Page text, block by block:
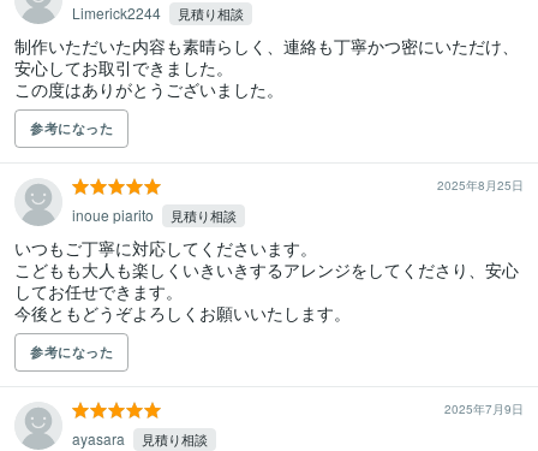
Limerick2244 見積り相談
制作いただいた内容も素晴らしく、連絡も丁寧かつ密にいただけ、
安心してお取引できました。
この度はありがとうございました。
参考になった
2025年8月25日
inoue piarito 見積り相談
いつもご丁寧に対応してくださいます。
こどもも大人も楽しくいきいきするアレンジをしてくださり、安心
してお任せできます。
今後ともどうぞよろしくお願いいたします。
参考になった
2025年7月9日
ayasara 見積り相談